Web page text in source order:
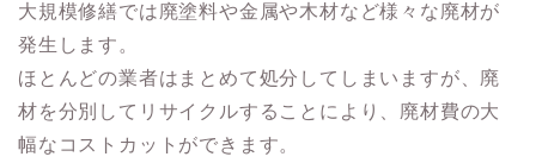
大規模修繕では廃塗料や金属や木材など様々な廃材が
発生します。
ほとんどの業者はまとめて処分してしまいますが、廃
材を分別してリサイクルすることにより、廃材費の大
幅なコストカットができます。